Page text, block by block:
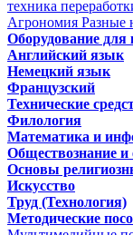
техника
Агрономия Разные
Оборудование для
Английский язык
Немецкий язык
Французский
Технические
Филология
Математика и
Обществознание
Основы
Искусство
Труд (Технология)
Методические